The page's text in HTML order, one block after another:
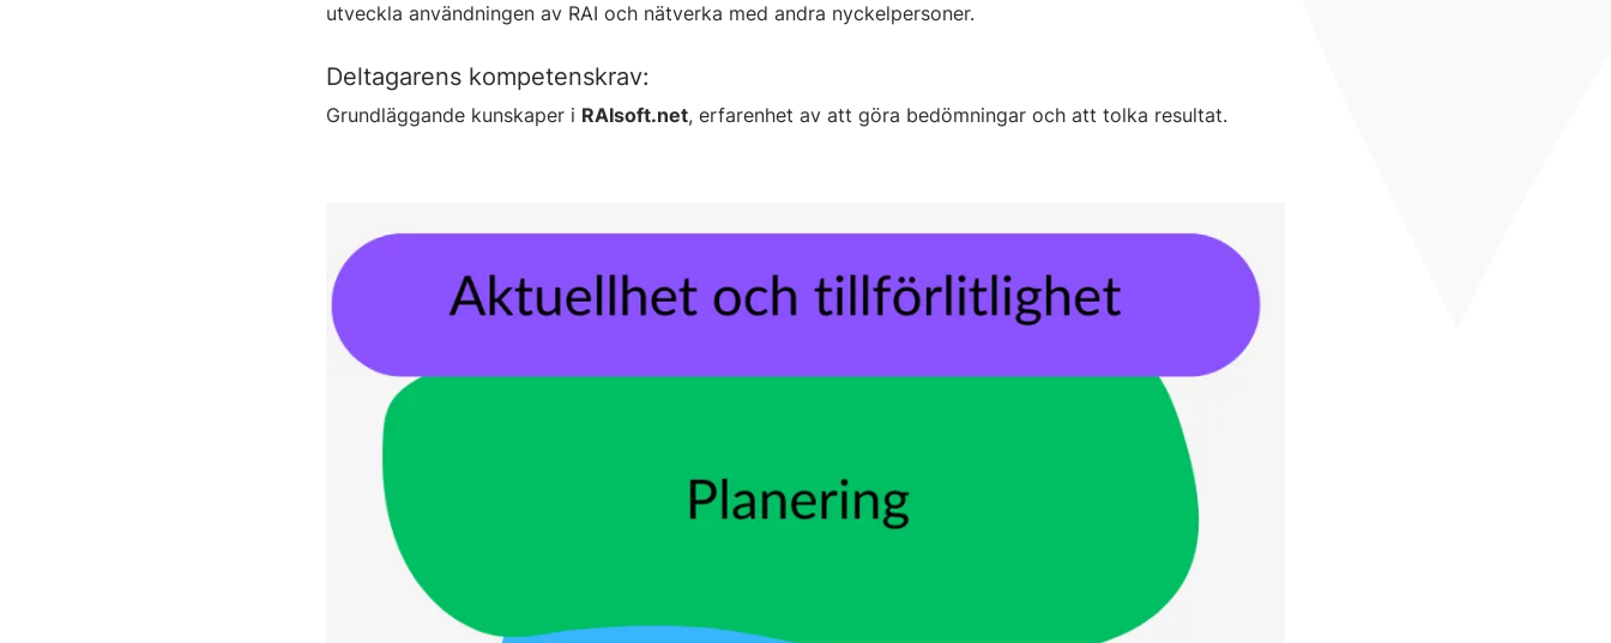
utveckla användningen av RAI och nätverka med andra nyckelpersoner.
Deltagarens kompetenskrav:
Grundläggande kunskaper i RAIsoft.net, erfarenhet av att göra bedömningar och att tolka resultat.